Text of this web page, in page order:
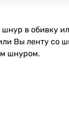
в обивку
Вы ленту
шнуром.